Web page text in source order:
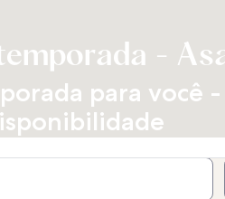
-
para você